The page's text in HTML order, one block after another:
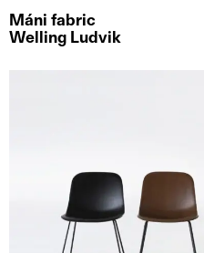
Máni fabric
Welling Ludvik